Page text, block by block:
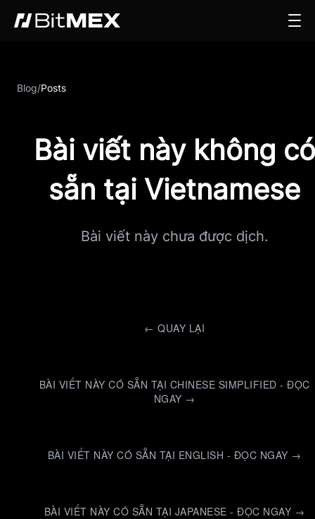
Blog/Posts
Bài viết này không có
sẵn tại Vietnamese
Bài viết này chưa được dịch.
← QUAY LẠI
BÀI VIẾT NÀY CÓ SẴN TẠI CHINESE SIMPLIFIED - ĐỌC
NGAY →
BÀI VIẾT NÀY CÓ SẴN TẠI ENGLISH - ĐỌC NGAY →
BÀI VIẾT NÀY CÓ SẴN TẠI JAPANESE - ĐỌC NGAY →